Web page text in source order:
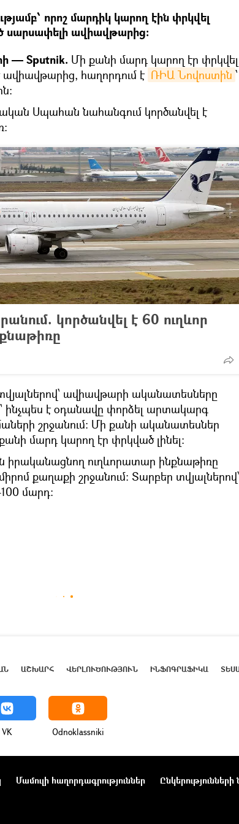
որոշ մարդիկ կարող էին փրկվել
սարսափելի ավիավթարից։
— Sputnik. Մի քանի մարդ կարող էր փրկվել
ավիավթարից, հաղորդում է ՌԻԱ Նովոստին ՝
Սպահան նահանգում կործանվել է
կործանվել է 60 ուղևոր
ավիավթարի ականատեսները
ինչպես է օդանավը փորձել արտակարգ
շրջանում։ Մի քանի ականատեսներ
մարդ կարող էր փրկված լինել։
իրականացնող ուղևորատար ինքնաթիռը
քաղաքի շրջանում։ Տարբեր տվյալներով՝
մարդ։
ԱՇԽԱՐՀ ՎԵՐԼՈՒԾՈՒԹՅՈՒՆ ԻՆՖՈԳՐԱՖԻԿԱ
VK Odnoklassniki
Մամուլի հաղորդագրություններ Ընկերությունների